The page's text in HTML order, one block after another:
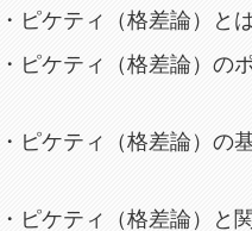
ピケティ（格差論）と
ピケティ（格差論）の
ピケティ（格差論）の
ピケティ（格差論）と